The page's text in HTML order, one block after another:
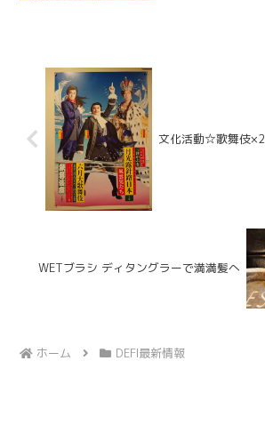
文化活動☆歌舞伎×2
WETブラシ ディタングラーで満満髪へ
ホーム DEFI最新情報